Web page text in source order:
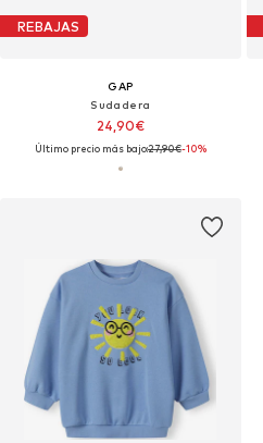
REBAJAS
GAP
Sudadera
24,90€
Último precio más bajo:27,90€-10%